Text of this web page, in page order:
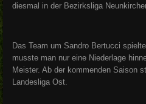
diesmal in der Bezirksliga
Das Team um Sandro Bertucci
musste man nur eine Niederlage
Meister. Ab der kommenden Saison
Landesliga Ost.